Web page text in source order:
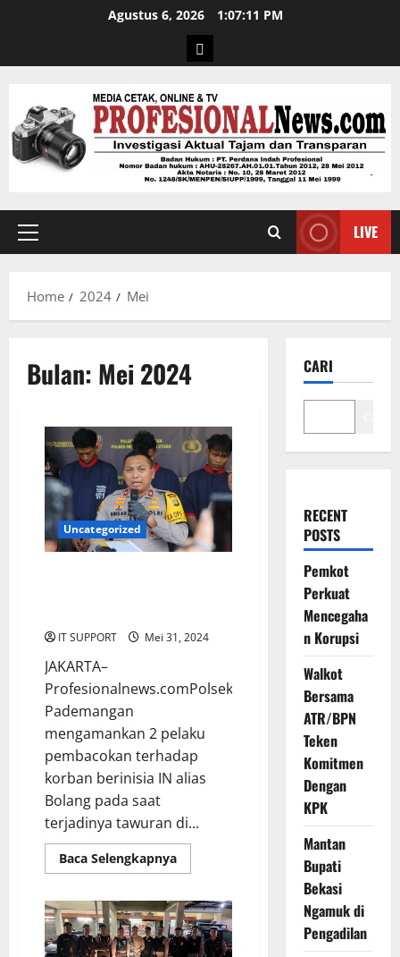
Agustus 6, 2026 1:07:12 PM
LIVE
Home 2024 Mei
Bulan: Mei 2024
Uncategorized
IT SUPPORT Mei 31, 2024
JAKARTA–
Profesionalnews.comPolsek
Pademangan
mengamankan 2 pelaku
pembacokan terhadap
korban berinisia IN alias
Bolang pada saat
terjadinya tawuran di...
Baca Selengkapnya
CARI
RECENT
POSTS
Pemkot
Perkuat
Mencegaha
n Korupsi
Walkot
Bersama
ATR/BPN
Teken
Komitmen
Dengan
KPK
Mantan
Bupati
Bekasi
Ngamuk di
Pengadilan